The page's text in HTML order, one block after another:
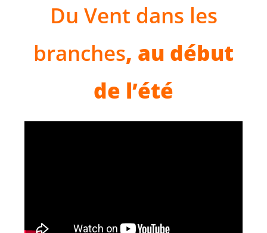
Du Vent dans les
branches, au début
de l’été